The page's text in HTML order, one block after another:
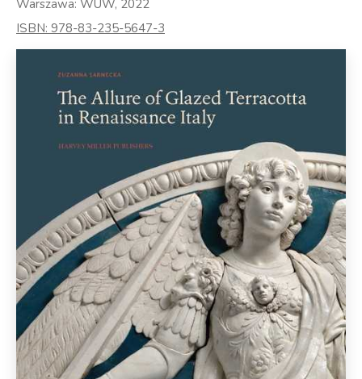
Warszawa: WUW, 2022
ISBN: 978-83-235-5647-3